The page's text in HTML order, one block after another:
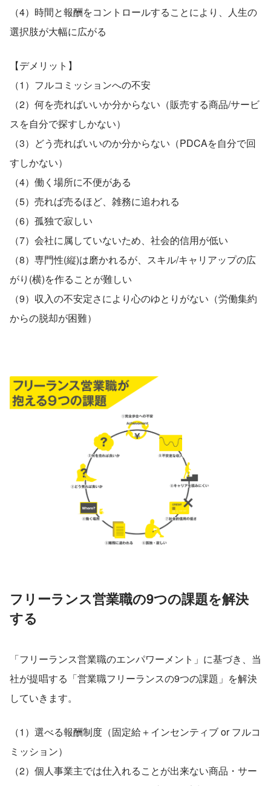
（4）時間と報酬をコントロールすることにより、人生の
選択肢が大幅に広がる
【デメリット】
（1）フルコミッションへの不安
（2）何を売ればいいか分からない（販売する商品/サービ
スを自分で探すしかない）
（3）どう売ればいいのか分からない（PDCAを自分で回
すしかない）
（4）働く場所に不便がある
（5）売れば売るほど、雑務に追われる
（6）孤独で寂しい
（7）会社に属していないため、社会的信用が低い
（8）専門性(縦)は磨かれるが、スキル/キャリアップの広
がり(横)を作ることが難しい
（9）収入の不安定さにより心のゆとりがない（労働集約
からの脱却が困難）
フリーランス営業職の9つの課題を解決
する
「フリーランス営業職のエンパワーメント」に基づき、当
社が提唱する「営業職フリーランスの9つの課題」を解決
していきます。
（1）選べる報酬制度（固定給＋インセンティブ or フルコ
ミッション）
（2）個人事業主では仕入れることが出来ない商品・サー